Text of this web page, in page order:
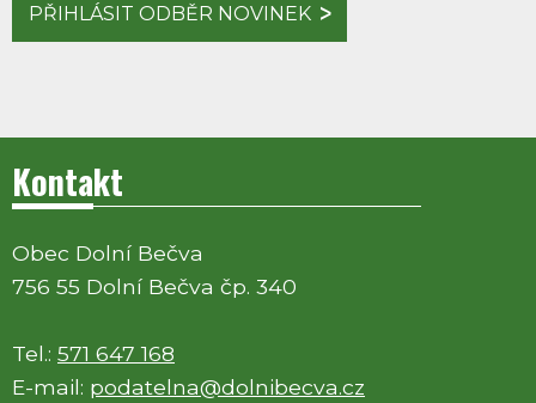
PŘIHLÁSIT ODBĚR NOVINEK
Kontakt
Obec Dolní Bečva
756 55 Dolní Bečva čp. 340
Tel.: 571 647 168
E-mail: podatelna@dolnibecva.cz